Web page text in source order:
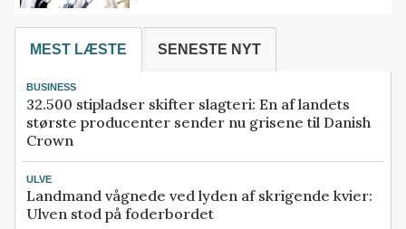
MEST LÆSTE SENESTE NYT
BUSINESS
32.500 stipladser skifter slagteri: En af landets
største producenter sender nu grisene til Danish
Crown
ULVE
Landmand vågnede ved lyden af skrigende kvier:
Ulven stod på foderbordet